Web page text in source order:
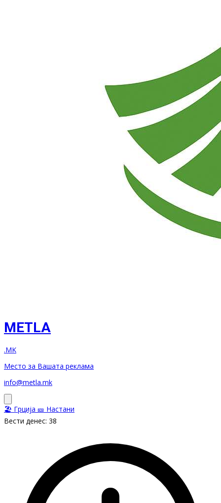
METLA
.MK
Место за Вашата реклама
info@metla.mk
🏖️ Грција 🎫 Настани
Вести денес: 38